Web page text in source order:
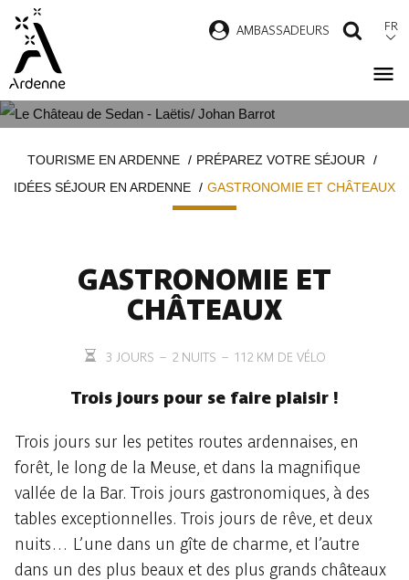
contenu
principal
AMBASSADEURS FR
d'ArianeTOURISME EN ARDENNE
PRÉPAREZ VOTRE SÉJOUR
IDÉES SÉJOUR EN ARDENNE
GASTRONOMIE ET CHÂTEAUX
GASTRONOMIE ET
CHÂTEAUX
3 JOURS – 2 NUITS – 112 KM DE VÉLO
Trois jours pour se faire plaisir !
Trois jours sur les petites routes ardennaises, en
forêt, le long de la Meuse, et dans la magnifique
vallée de la Bar. Trois jours gastronomiques, à des
tables exceptionnelles. Trois jours de rêve, et deux
nuits… L’une dans un gîte de charme, et l’autre
dans un des plus beaux et des plus grands châteaux